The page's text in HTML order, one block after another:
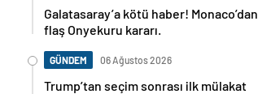
Galatasaray’a kötü haber! Monaco’dan
flaş Onyekuru kararı.
GÜNDEM 06 Ağustos 2026
Trump’tan seçim sonrası ilk mülakat